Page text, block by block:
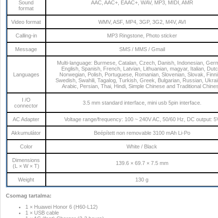
Sound
format
AAC, AAC+, EAAC+, WAV, MP3, MIDI, AMR
Video format WMV, ASF, MP4, 3GP, 3G2, M4V, AVI
Calling-in MP3 Ringstone, Photo sticker
Message SMS / MMS / Gmail
Languages
Multi-language: Burmese, Catalan, Czech, Danish, Indonesian,
English, Spanish, French, Latvian, Lithuanian, magyar, Italian,
Norwegian, Polish, Portuguese, Romanian, Slovenian, Slovak,
Swedish, Swahili, Tagalog, Turkish, Greek, Bulgarian, Russian,
Arabic, Persian, Thai, Hindi, Simple Chinese and Traditional
I /O
connector
3.5 mm standard interface, mini usb 5pin interface.
AC Adapter Voltage range/frequency: 100 ~ 240V AC, 50/60 Hz, DC output:
Akkumulátor Beépített non removable 3100 mAh Li-Po
Color White / Black
Dimensions
(L × W × T)
139.6 × 69.7 × 7.5 mm
Weight 130 g
Csomag tartalma:
1 × Huawei Honor 6 (H60-L12)
1 × USB cable